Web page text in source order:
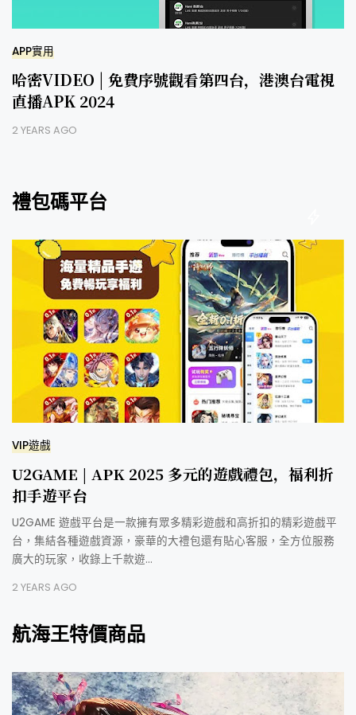
APP實用
哈密VIDEO | 免費序號觀看第四台，港澳台電視
直播APK 2024
2 YEARS AGO
禮包碼平台
VIP遊戲
U2GAME | APK 2025 多元的遊戲禮包，福利折
扣手遊平台
U2GAME 遊戲平台是一款擁有眾多精彩遊戲和高折扣的精彩遊戲平
台，集結各種遊戲資源，豪華的大禮包還有貼心客服，全方位服務
廣大的玩家，收錄上千款遊…
2 YEARS AGO
航海王特價商品